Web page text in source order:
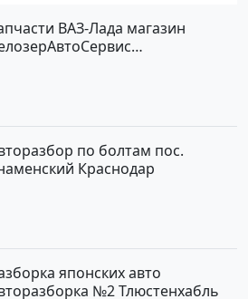
ВАЗ-Лада магазин
по болтам пос.
Краснодар
японских авто
№2 Тлюстенхабль